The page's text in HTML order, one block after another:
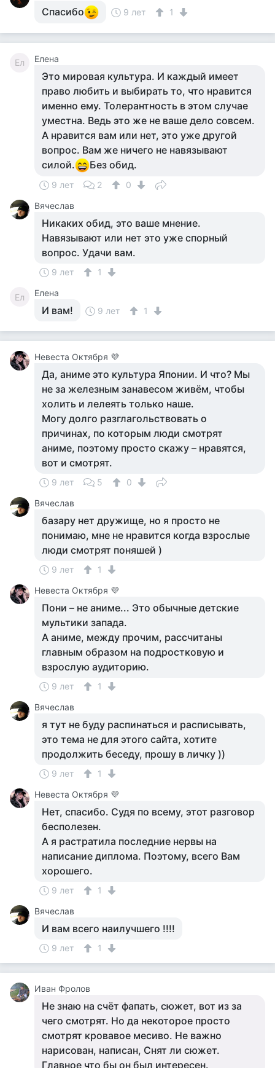
Спасибо 9 лет 1
Ел Елена
Это мировая культура. И каждый имеет
право любить и выбирать то, что нравится
именно ему. Толерантность в этом случае
уместна. Ведь это же не ваше дело совсем.
А нравится вам или нет, это уже другой
вопрос. Вам же ничего не навязывают
силой.
Без обид.
9 лет 2
0
Вячеслав
Никаких обид, это ваше мнение.
Навязывают или нет это уже спорный
вопрос. Удачи вам.
9 лет 1
Ел Елена
И вам! 9 лет 1
Невеста Октября 💜
Да, аниме это культура Японии. И что? Мы
не за железным занавесом живём, чтобы
холить и лелеять только наше.
Могу долго разглагольствовать о
причинах, по которым люди смотрят
аниме, поэтому просто скажу – нравятся,
вот и смотрят.
9 лет 5
0
Вячеслав
базару нет дружище, но я просто не
понимаю, мне не нравится когда взрослые
люди смотрят поняшей )
9 лет
1
Невеста Октября 💜
Пони – не аниме... Это обычные детские
мультики запада.
А аниме, между прочим, рассчитаны
главным образом на подростковую и
взрослую аудиторию.
9 лет
1
Вячеслав
я тут не буду распинаться и расписывать,
это тема не для этого сайта, хотите
продолжить беседу, прошу в личку ))
9 лет
1
Невеста Октября 💜
Нет, спасибо. Судя по всему, этот разговор
бесполезен.
А я растратила последние нервы на
написание диплома. Поэтому, всего Вам
хорошего.
9 лет
1
Вячеслав
И вам всего наилучшего !!!!
9 лет 1
Иван Фролов
Не знаю на счёт фапать, сюжет, вот из за
чего смотрят. Но да некоторое просто
смотрят кровавое месиво. Не важно
нарисован, написан, Снят ли сюжет.
Главное что бы он был интересен.